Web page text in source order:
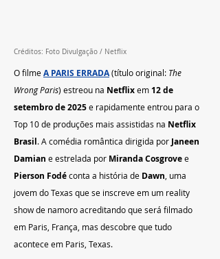
Créditos: Foto Divulgação / Netflix
O filme A PARIS ERRADA (título original: The
Wrong Paris) estreou na Netflix em 12 de
setembro de 2025 e rapidamente entrou para o
Top 10 de produções mais assistidas na Netflix
Brasil. A comédia romântica dirigida por Janeen
Damian e estrelada por Miranda Cosgrove e
Pierson Fodé conta a história de Dawn , uma
jovem do Texas que se inscreve em um reality
show de namoro acreditando que será filmado
em Paris, França, mas descobre que tudo
acontece em Paris, Texas.